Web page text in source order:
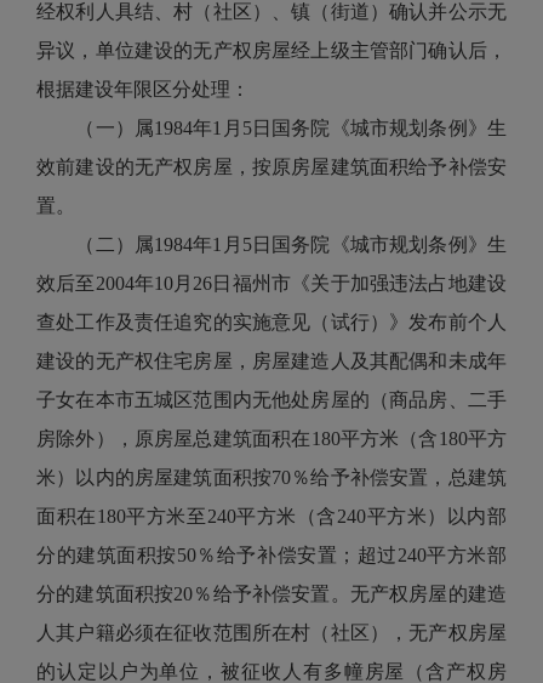
经权利人具结、村（社区）、镇（街道）确认并公示无
异议，单位建设的无产权房屋经上级主管部门确认后，
根据建设年限区分处理：
（一）属1984年1月5日国务院《城市规划条例》生
效前建设的无产权房屋，按原房屋建筑面积给予补偿安
置。
（二）属1984年1月5日国务院《城市规划条例》生
效后至2004年10月26日福州市《关于加强违法占地建设
查处工作及责任追究的实施意见（试行）》发布前个人
建设的无产权住宅房屋，房屋建造人及其配偶和未成年
子女在本市五城区范围内无他处房屋的（商品房、二手
房除外），原房屋总建筑面积在180平方米（含180平方
米）以内的房屋建筑面积按70％给予补偿安置，总建筑
面积在180平方米至240平方米（含240平方米）以内部
分的建筑面积按50％给予补偿安置；超过240平方米部
分的建筑面积按20％给予补偿安置。无产权房屋的建造
人其户籍必须在征收范围所在村（社区），无产权房屋
的认定以户为单位，被征收人有多幢房屋（含产权房